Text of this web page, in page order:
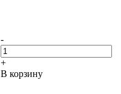
-
+
В корзину